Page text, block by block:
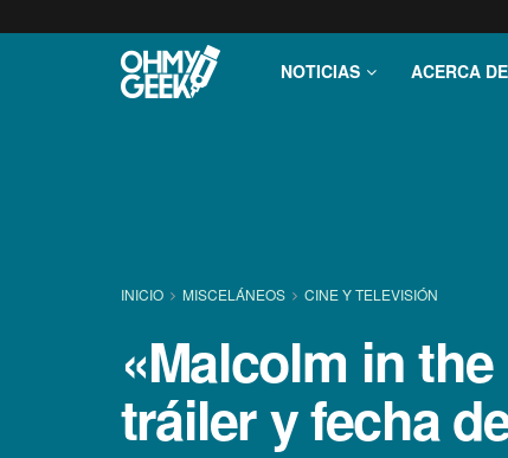
NOTICIAS ACERCA DE
INICIO MISCELÁNEOS CINE Y TELEVISIÓN
«Malcolm in
tráiler y fecha